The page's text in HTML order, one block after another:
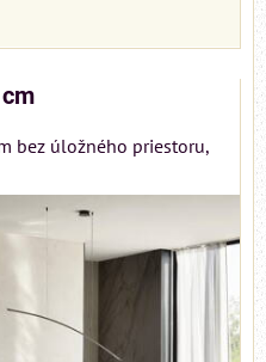
bez úložného priestoru,